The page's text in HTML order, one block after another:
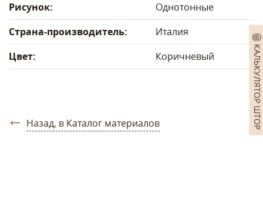
КАЛЬКУЛЯТОР ШТОР
Рисунок:
Однотонные
Страна-производитель:
Италия
Цвет:
Коричневый
Назад, в Каталог материалов